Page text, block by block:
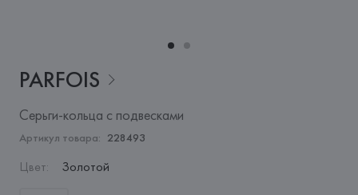
PARFOIS
Серьги-кольца с подвесками
Артикул товара: 228493
Цвет: Золотой